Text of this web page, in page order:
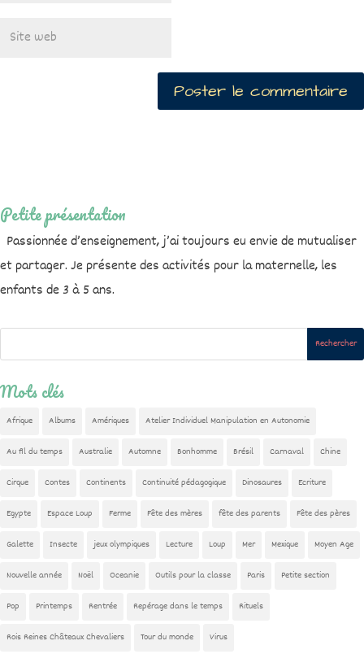
Petite présentation
Passionnée d’enseignement, j’ai toujours eu envie de mutualiser
et partager. Je présente des activités pour la maternelle, les
enfants de 3 à 5 ans.
Mots clés
Afrique Albums Amériques Atelier Individuel Manipulation en Autonomie
Au fil du temps Australie Automne Bonhomme Brésil Carnaval Chine
Cirque Contes Continents Continuité pédagogique Dinosaures Ecriture
Egypte Espace Loup Ferme Fête des mères fête des parents Fête des pères
Galette Insecte jeux olympiques Lecture Loup Mer Mexique Moyen Age
Nouvelle année Noël Oceanie Outils pour la classe Paris Petite section
Pop Printemps Rentrée Repérage dans le temps Rituels
Rois Reines Châteaux Chevaliers Tour du monde Virus